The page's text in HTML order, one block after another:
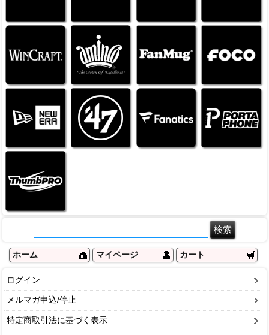
ホーム マイページ カート
ログイン
メルマガ申込/停止
特定商取引法に基づく表示